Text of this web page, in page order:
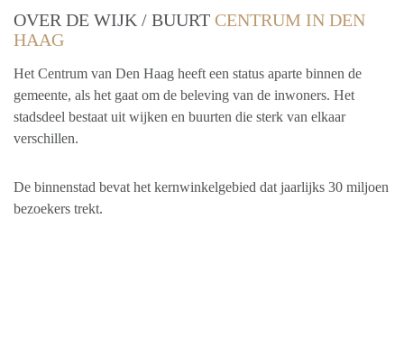
OVER DE WIJK / BUURT CENTRUM IN DEN
HAAG
Het Centrum van Den Haag heeft een status aparte binnen de
gemeente, als het gaat om de beleving van de inwoners. Het
stadsdeel bestaat uit wijken en buurten die sterk van elkaar
verschillen.
De binnenstad bevat het kernwinkelgebied dat jaarlijks 30 miljoen
bezoekers trekt.